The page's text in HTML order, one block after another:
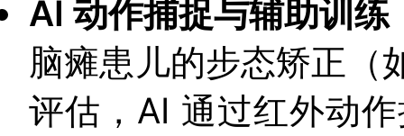
AI 动作捕捉与辅助训练
脑瘫患儿的步态矫正（
评估，AI 通过红外动